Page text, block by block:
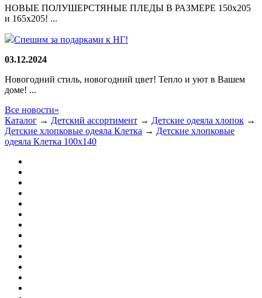
НОВЫЕ ПОЛУШЕРСТЯНЫЕ ПЛЕДЫ В РАЗМЕРЕ 150х205
и 165х205! ...
Спешим за подарками к НГ!
03.12.2024
Новогодний стиль, новогодний цвет! Тепло и уют в Вашем
доме! ...
Все новости»
Каталог → Детский ассортимент → Детские одеяла хлопок →
Детские хлопковые одеяла Клетка → Детские хлопковые
одеяла Клетка 100х140